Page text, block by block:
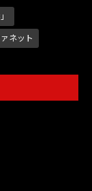
ネット